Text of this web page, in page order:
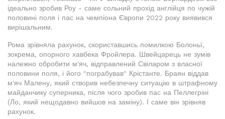
ідеально зробив Роу - саме сольний прохід англійця по чужій
половині поля і пас на чемпіона Європи 2022 року виявився
вирішальним.
Рома зрівняла рахунок, скориставшись помилкою Болоньї,
зокрема, опорного хавбека Фройлера. Швейцарець не зумів
належно обробити м'яч, відправлений Свіларом з власної
половини поля, і його "пограбував" Крістанте. Браян віддав
м'яч Малену, який створив небезпечну ситуацію в штрафному
майданчику суперника, після чого зробив пас на Пеллегріні
(Ло, який нещодавно вийшов на заміну). І саме він зрівняв
рахунок.